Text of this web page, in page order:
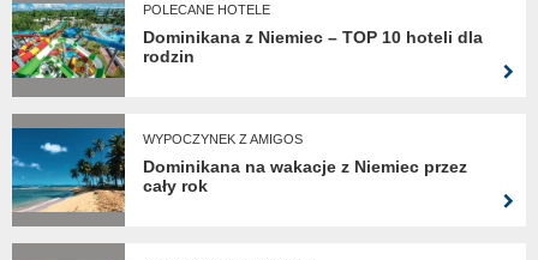
POLECANE HOTELE
Dominikana z Niemiec – TOP 10 hoteli dla
rodzin
WYPOCZYNEK Z AMIGOS
Dominikana na wakacje z Niemiec przez
cały rok